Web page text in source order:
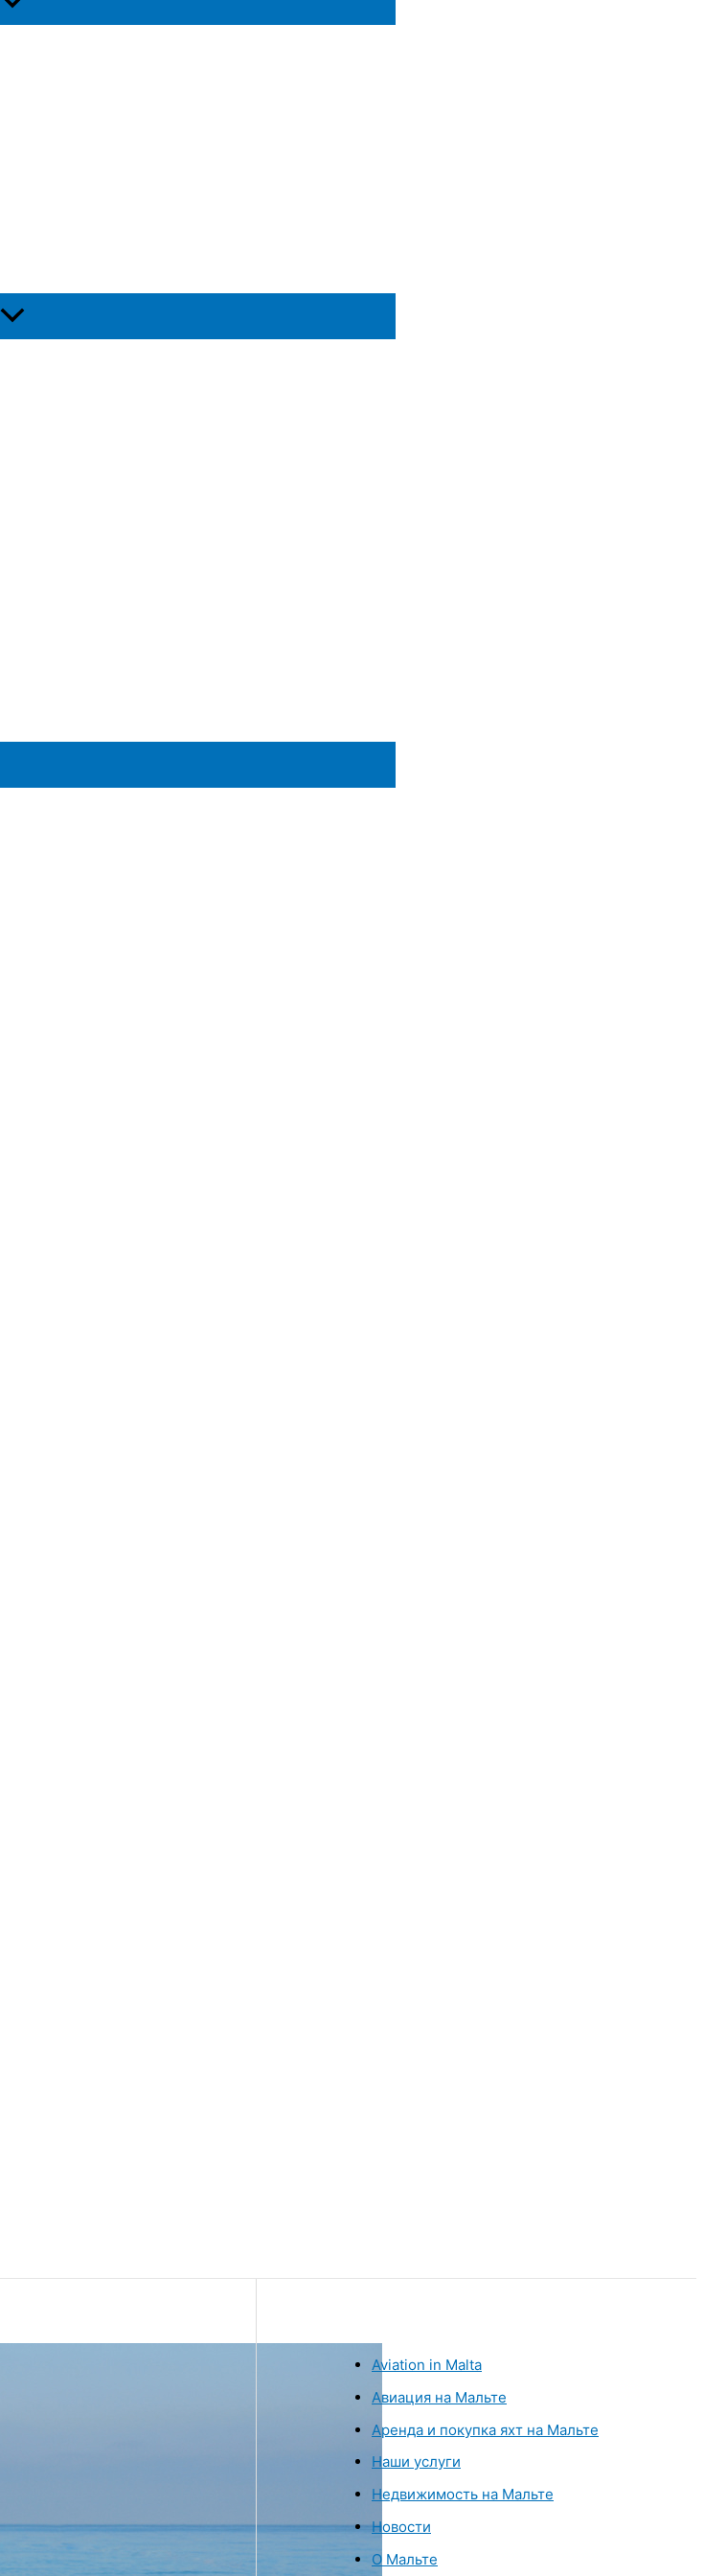
Aviation in Malta
Авиация на Мальте
Аренда и покупка яхт на Мальте
Наши услуги
Недвижимость на Мальте
Новости
О Мальте